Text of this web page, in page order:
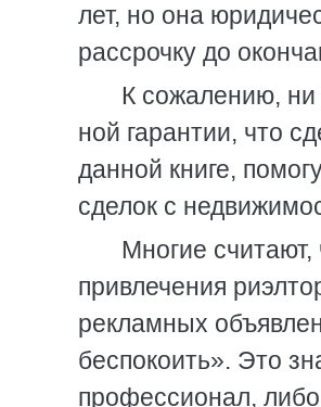
лет, но она
рассрочку до
К сожалению, ни
ной гарантии, что
данной книге,
сделок с
Многие
привлечения
рекламных
беспокоить». Это
профессионал,